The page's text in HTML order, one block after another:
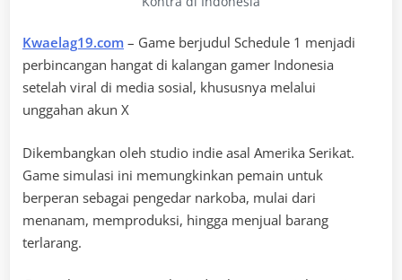
Kwaelag19.com – Game berjudul Schedule 1 menjadi
perbincangan hangat di kalangan gamer Indonesia
setelah viral di media sosial, khususnya melalui
unggahan akun X
Dikembangkan oleh studio indie asal Amerika Serikat.
Game simulasi ini memungkinkan pemain untuk
berperan sebagai pengedar narkoba, mulai dari
menanam, memproduksi, hingga menjual barang
terlarang.